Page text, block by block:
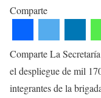
Comparte
Comparte La
el despliegue de mil
integrantes de la